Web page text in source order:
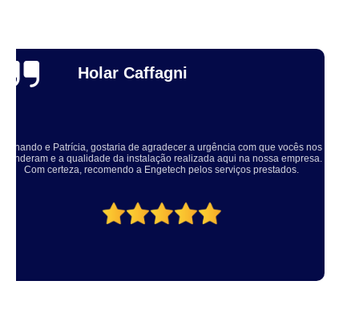
Thuane Maiara
Solucionaram o problema muito rápido, equipe educada e atenciosa. Vale
a pena, meu equipamento ficou ótimo.